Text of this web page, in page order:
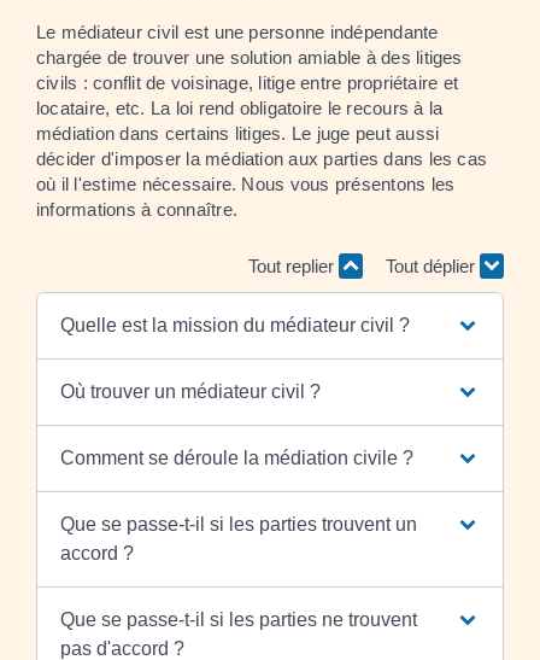
Le médiateur civil est une personne indépendante
chargée de trouver une solution amiable à des litiges
civils : conflit de voisinage, litige entre propriétaire et
locataire, etc. La loi rend obligatoire le recours à la
médiation dans certains litiges. Le juge peut aussi
décider d'imposer la médiation aux parties dans les cas
où il l'estime nécessaire. Nous vous présentons les
informations à connaître.
Tout replier Tout déplier
Quelle est la mission du médiateur civil ?
Où trouver un médiateur civil ?
Comment se déroule la médiation civile ?
Que se passe-t-il si les parties trouvent un
accord ?
Que se passe-t-il si les parties ne trouvent
pas d'accord ?